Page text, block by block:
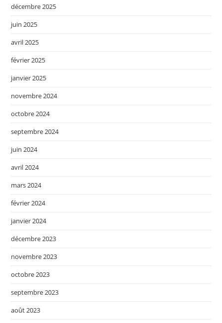
décembre 2025
juin 2025
avril 2025
février 2025
janvier 2025
novembre 2024
octobre 2024
septembre 2024
juin 2024
avril 2024
mars 2024
février 2024
janvier 2024
décembre 2023
novembre 2023
octobre 2023
septembre 2023
août 2023